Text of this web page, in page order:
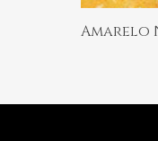
Amarelo